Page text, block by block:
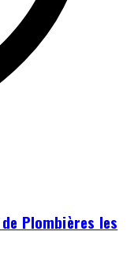
Plombières les